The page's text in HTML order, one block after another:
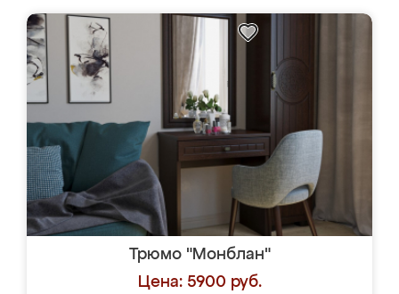
Трюмо "Монблан"
Цена: 5900 руб.